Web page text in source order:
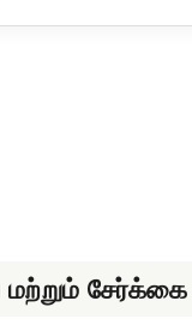
சேர்க்கை